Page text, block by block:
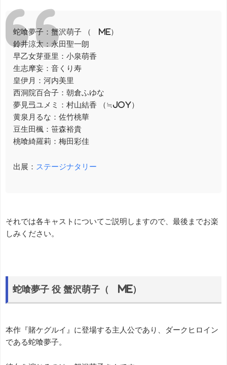
蛇喰夢子：蟹沢萌子 （≠ME）
鈴井涼太：永田聖一朗
早乙女芽亜里：小泉萌香
生志摩妄：音くり寿
皇伊月：河内美里
西洞院百合子：朝倉ふゆな
夢見弖ユメミ：村山結香 （≒JOY）
黄泉月るな：佐竹桃華
豆生田楓：笹森裕貴
桃喰綺羅莉：梅田彩佳
出展： ステージナタリー
それでは各キャストについてご説明しますので、最後までお楽
しみください。
蛇喰夢子 役 蟹沢萌子（≠ME）
本作『賭ケグルイ』に登場する主人公であり、ダークヒロイン
である蛇喰夢子。